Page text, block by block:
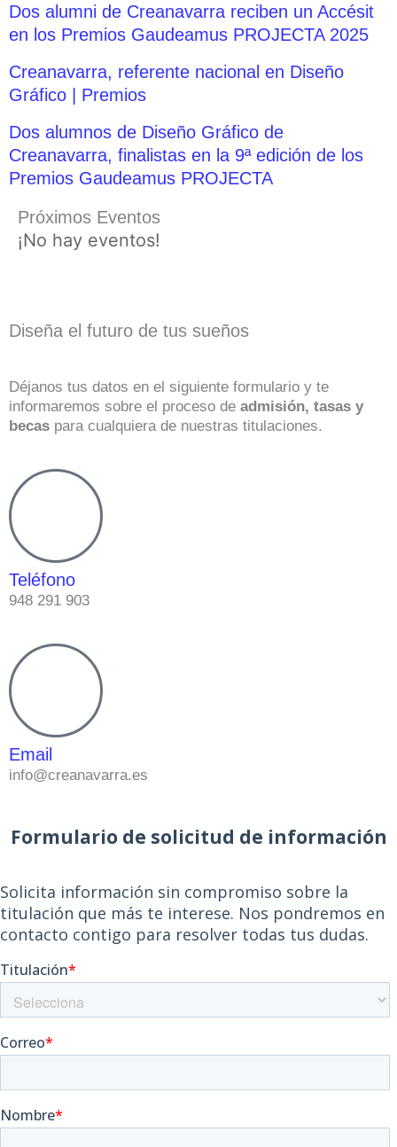
Dos alumni de Creanavarra reciben un Accésit
en los Premios Gaudeamus PROJECTA 2025
Creanavarra, referente nacional en Diseño
Gráfico | Premios
Dos alumnos de Diseño Gráfico de
Creanavarra, finalistas en la 9ª edición de los
Premios Gaudeamus PROJECTA
Próximos Eventos
¡No hay eventos!
Diseña el futuro de tus sueños
Déjanos tus datos en el siguiente formulario y te
informaremos sobre el proceso de admisión, tasas y
becas para cualquiera de nuestras titulaciones.
Teléfono
948 291 903
Email
info@creanavarra.es